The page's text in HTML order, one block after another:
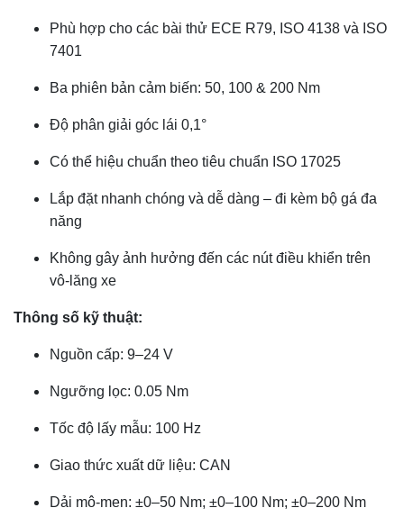
Phù hợp cho các bài thử ECE R79, ISO 4138 và ISO
7401
Ba phiên bản cảm biến: 50, 100 & 200 Nm
Độ phân giải góc lái 0,1°
Có thể hiệu chuẩn theo tiêu chuẩn ISO 17025
Lắp đặt nhanh chóng và dễ dàng – đi kèm bộ gá đa
năng
Không gây ảnh hưởng đến các nút điều khiển trên
vô-lăng xe
Thông số kỹ thuật:
Nguồn cấp: 9–24 V
Ngưỡng lọc: 0.05 Nm
Tốc độ lấy mẫu: 100 Hz
Giao thức xuất dữ liệu: CAN
Dải mô-men: ±0–50 Nm; ±0–100 Nm; ±0–200 Nm